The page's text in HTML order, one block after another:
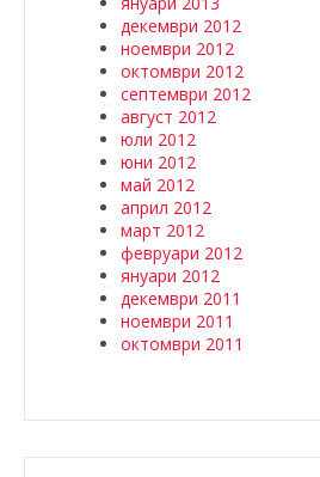
декември 2012
ноември 2012
октомври 2012
септември 2012
август 2012
юли 2012
юни 2012
май 2012
април 2012
март 2012
февруари 2012
януари 2012
декември 2011
ноември 2011
октомври 2011